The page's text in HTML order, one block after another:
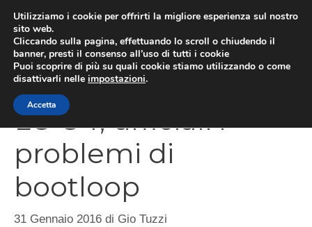
contenuto
LG G4, ufficiali i
problemi di
bootloop
31 Gennaio 2016 di Gio Tuzzi
Utilizziamo i cookie per offrirti la migliore esperienza sul nostro
sito web.
Cliccando sulla pagina, effettuando lo scroll o chiudendo il
banner, presti il consenso all’uso di tutti i cookie
Puoi scoprire di più su quali cookie stiamo utilizzando o come
disattivarli nelle impostazioni.
Accetta